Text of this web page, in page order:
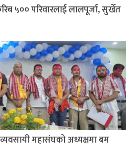
५०० परिवारलाई लालपूर्जा, सुर्खेत
व्यवसायी महासंघको अध्यक्षमा बम